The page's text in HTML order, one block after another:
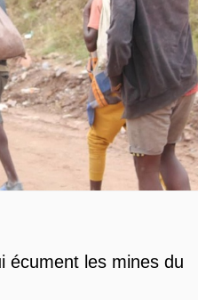
écument les mines du